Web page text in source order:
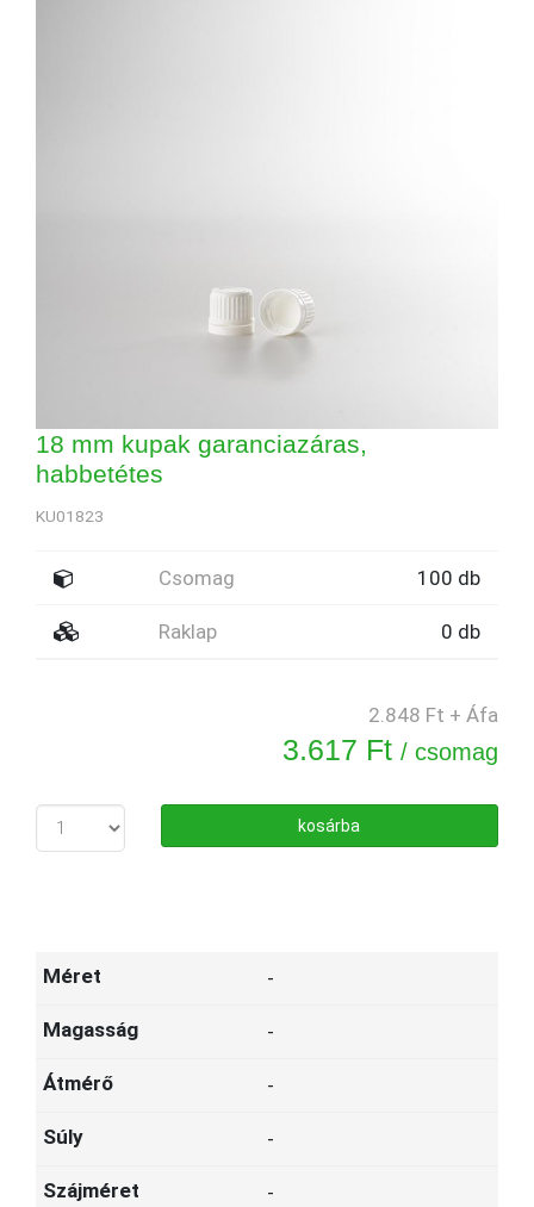
18 mm kupak garanciazáras,
habbetétes
KU01823
Csomag 100 db
Raklap 0 db
2.848 Ft + Áfa
3.617 Ft / csomag
kosárba
-
-
-
-
-